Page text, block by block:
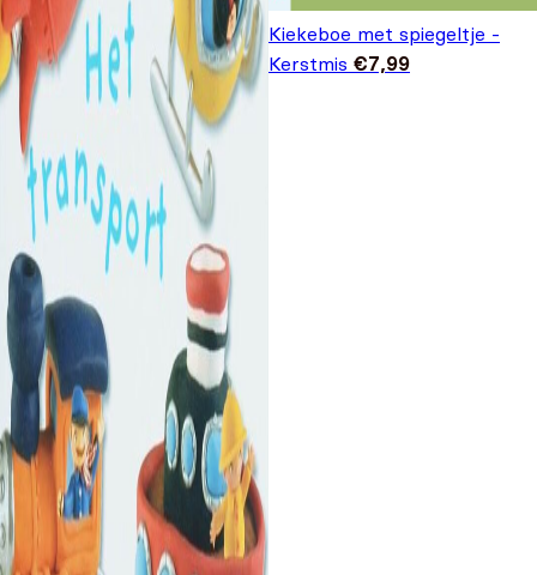
Kiekeboe met spiegeltje -
Kerstmis €7,99